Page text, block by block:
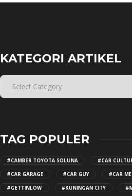
KATEGORI ARTIKEL
TAG POPULER
#CAMBER TOYOTA SOLUNA
#CAR
#CAR GARAGE
#CAR GUY
#CAR
#GETTINLOW
#KUNINGAN CITY